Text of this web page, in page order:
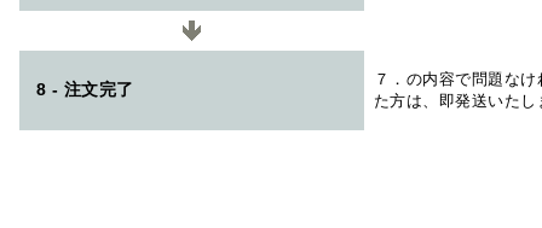
8 - 注文完了
７．の内容で問題な
た方は、即発送いたし